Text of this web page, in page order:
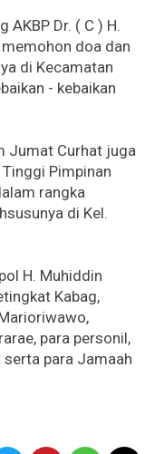
AKBP Dr. ( C ) H.
memohon doa dan
di Kecamatan
- kebaikan
Jumat Curhat juga
Pimpinan
rangka
di Kel.
H. Muhiddin
Kabag,
para personil,
serta para Jamaah